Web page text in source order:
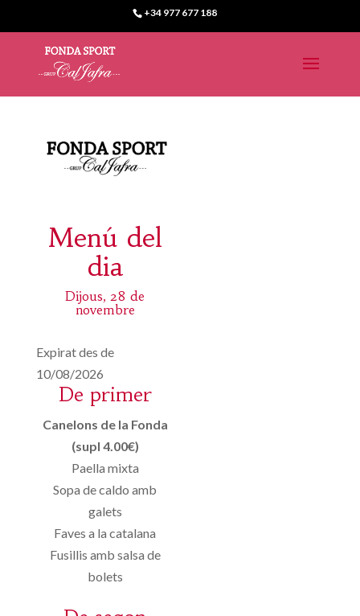
+34 977 677 188
Menú del
dia
Dijous, 28 de
novembre
Expirat des de
10/08/2026
De primer
Canelons de la Fonda
(supl 4.00€)
Paella mixta
Sopa de caldo amb
galets
Faves a la catalana
Fusillis amb salsa de
bolets